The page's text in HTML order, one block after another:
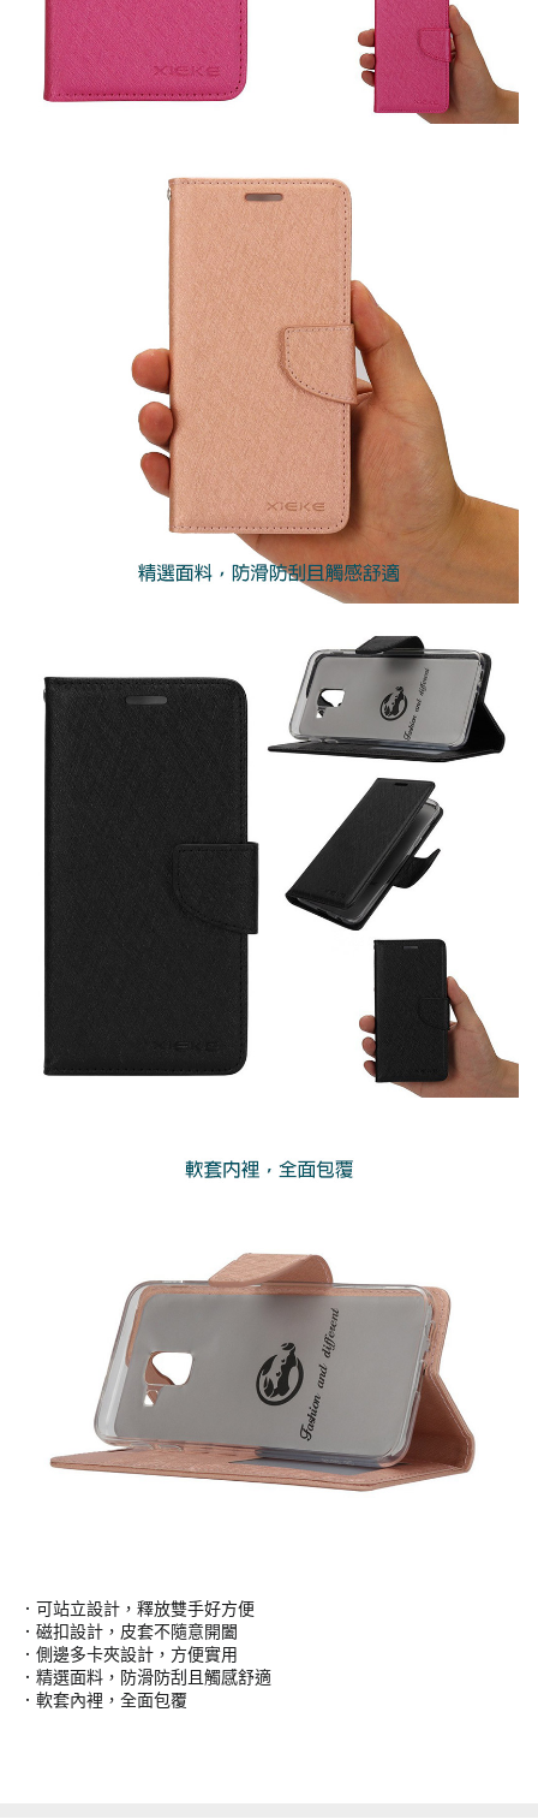
．可站立設計，釋放雙手好方便
．磁扣設計，皮套不隨意開闔
．側邊多卡夾設計，方便實用
．精選面料，防滑防刮且觸感舒適
．軟套內裡，全面包覆